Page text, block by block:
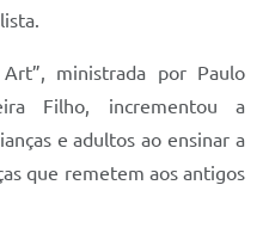
ministrada por Paulo
Filho, incrementou a
e adultos ao ensinar a
que remetem aos antigos